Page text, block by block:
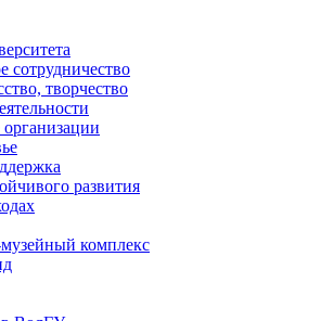
сотрудничество
творчество
развития
комплекс